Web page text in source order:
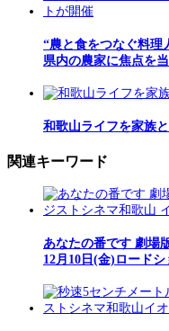
“農と食をつなぐ料理
県内の農家に焦点を
和歌山ライフを家族
関連キーワード
あなたの番です 劇場
12月10日(金)ロード